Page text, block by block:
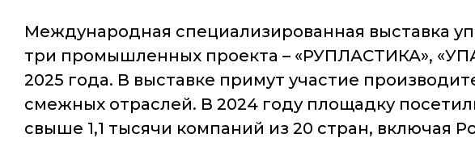
Международная специализированная выставка
три промышленных проекта – «РУПЛАСТИКА»,
2025 года. В выставке примут участие
смежных отраслей. В 2024 году площадку
свыше 1,1 тысячи компаний из 20 стран, включая